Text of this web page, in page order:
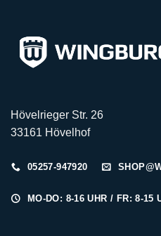
Hövelrieger Str. 26
33161 Hövelhof
05257-947920
MO-DO: 8-16 UHR / FR: 8-15